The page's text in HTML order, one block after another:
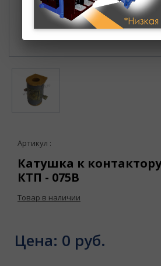
Артикул :
Катушка к
КТП - 075В
Товар в наличии
Цена: 0 руб.